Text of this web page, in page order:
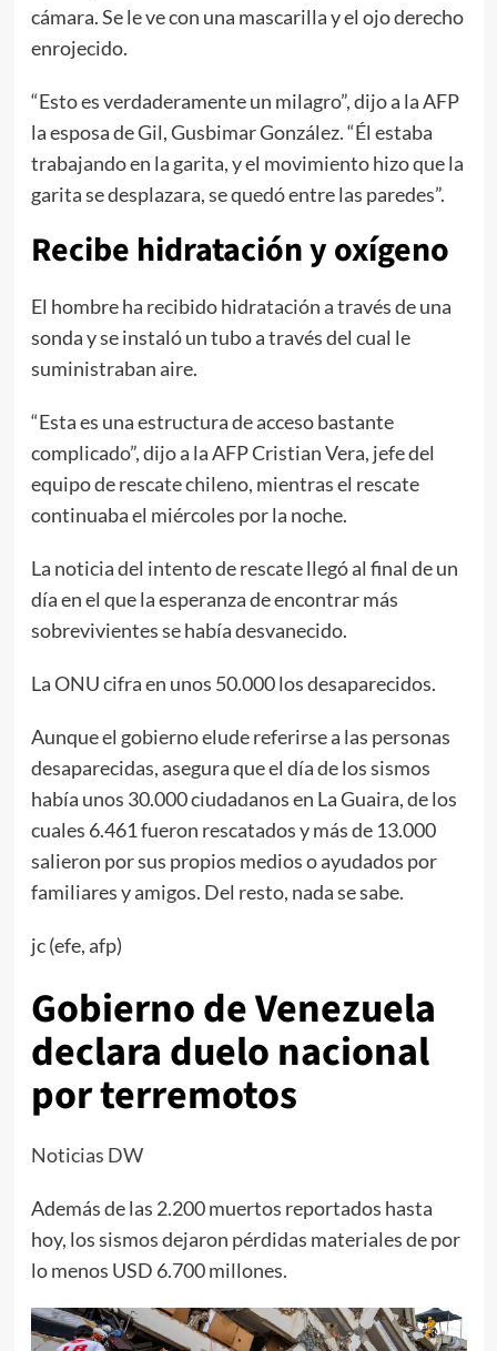
cámara. Se le ve con una mascarilla y el ojo derecho
enrojecido.
“Esto es verdaderamente un milagro”, dijo a la AFP
la esposa de Gil, Gusbimar González. “Él estaba
trabajando en la garita, y el movimiento hizo que la
garita se desplazara, se quedó entre las paredes”.
Recibe hidratación y oxígeno
El hombre ha recibido hidratación a través de una
sonda y se instaló un tubo a través del cual le
suministraban aire.
“Esta es una estructura de acceso bastante
complicado”, dijo a la AFP Cristian Vera, jefe del
equipo de rescate chileno, mientras el rescate
continuaba el miércoles por la noche.
La noticia del intento de rescate llegó al final de un
día en el que la esperanza de encontrar más
sobrevivientes se había desvanecido.
La ONU cifra en unos 50.000 los desaparecidos.
Aunque el gobierno elude referirse a las personas
desaparecidas, asegura que el día de los sismos
había unos 30.000 ciudadanos en La Guaira, de los
cuales 6.461 fueron rescatados y más de 13.000
salieron por sus propios medios o ayudados por
familiares y amigos. Del resto, nada se sabe.
jc (efe, afp)
Gobierno de Venezuela
declara duelo nacional
por terremotos
Noticias DW
Además de las 2.200 muertos reportados hasta
hoy, los sismos dejaron pérdidas materiales de por
lo menos USD 6.700 millones.